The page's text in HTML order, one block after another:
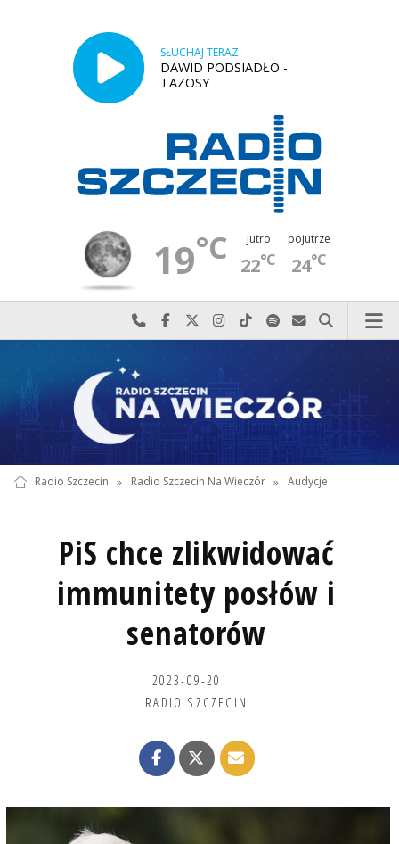
SŁUCHAJ TERAZ
DAWID PODSIADŁO -
TAZOSY
19°C jutro
22°C
pojutrze
24°C
Najlepiej po prostu do nas zadzwoń
Odwiedź nas na Facebook-u
Odwiedź nas na X
Odwiedź nas na Instagram-ie
Odwiedź nas na TikTok-u
Szukaj nas na Spotify
Wyślij do nas
Szukaj
Radio Szczecin » Radio Szczecin Na Wieczór » Audycje
PiS chce zlikwidować
immunitety posłów i
senatorów
2023-09-20
RADIO SZCZECIN